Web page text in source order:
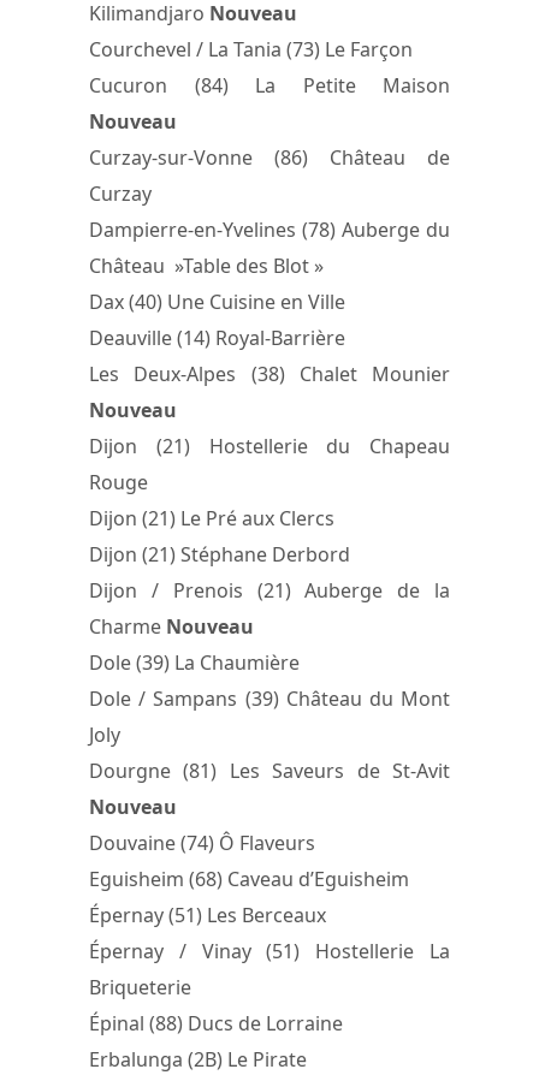
Kilimandjaro Nouveau
Courchevel / La Tania (73) Le Farçon
Cucuron (84) La Petite Maison
Nouveau
Curzay-sur-Vonne (86) Château de
Curzay
Dampierre-en-Yvelines (78) Auberge du
Château »Table des Blot »
Dax (40) Une Cuisine en Ville
Deauville (14) Royal-Barrière
Les Deux-Alpes (38) Chalet Mounier
Nouveau
Dijon (21) Hostellerie du Chapeau
Rouge
Dijon (21) Le Pré aux Clercs
Dijon (21) Stéphane Derbord
Dijon / Prenois (21) Auberge de la
Charme Nouveau
Dole (39) La Chaumière
Dole / Sampans (39) Château du Mont
Joly
Dourgne (81) Les Saveurs de St-Avit
Nouveau
Douvaine (74) Ô Flaveurs
Eguisheim (68) Caveau d’Eguisheim
Épernay (51) Les Berceaux
Épernay / Vinay (51) Hostellerie La
Briqueterie
Épinal (88) Ducs de Lorraine
Erbalunga (2B) Le Pirate